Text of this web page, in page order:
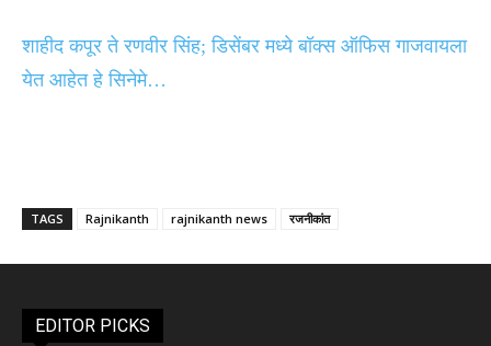
शाहीद कपूर ते रणवीर सिंह; डिसेंबर मध्ये बॉक्स ऑफिस गाजवायला
येत आहेत हे सिनेमे…
TAGS Rajnikanth rajnikanth news रजनीकांत
EDITOR PICKS